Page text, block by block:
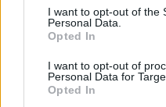
consent section.
I want to opt-out of the
Personal Data.
Opted In
I want to opt-out of
Personal Data for
Opted In